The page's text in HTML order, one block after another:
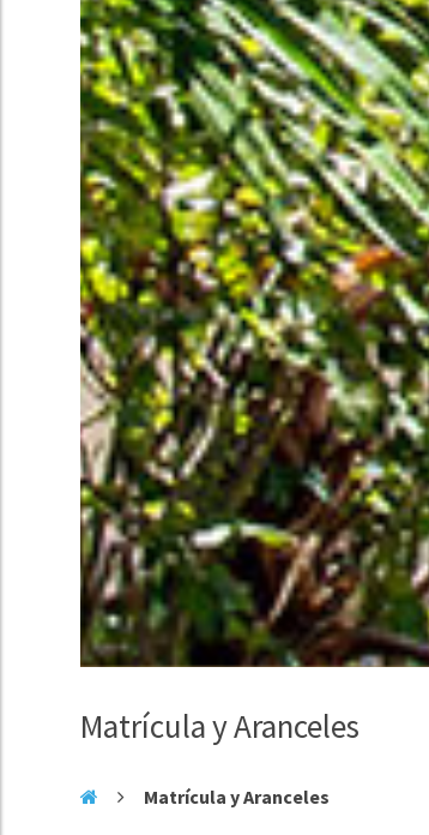
Matrícula y Aranceles
Matrícula y Aranceles